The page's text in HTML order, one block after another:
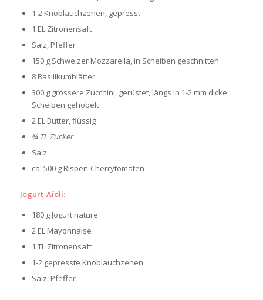
1-2 Knoblauchzehen, gepresst
1 EL Zitronensaft
Salz, Pfeffer
150 g Schweizer Mozzarella, in Scheiben geschnitten
8 Basilikumblätter
300 g grössere Zucchini, gerüstet, längs in 1-2 mm dicke
Scheiben gehobelt
2 EL Butter, flüssig
¾ TL Zucker
Salz
ca. 500 g Rispen-Cherrytomaten
Jogurt-Aïoli:
180 g Jogurt nature
2 EL Mayonnaise
1 TL Zitronensaft
1-2 gepresste Knoblauchzehen
Salz, Pfeffer